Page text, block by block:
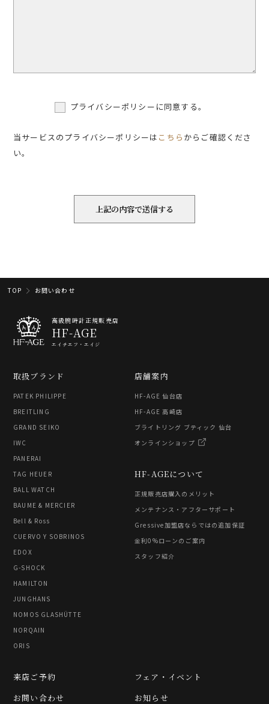
プライバシーポリシーに同意する。
当サービスのプライバシーポリシーは こちら からご確認くださ
い。
TOP お問い合わせ
高級腕時計正規販売店
HF-AGE
エイチエフ・エイジ
取扱ブランド
PATEK PHILIPPE
BREITLING
GRAND SEIKO
IWC
PANERAI
TAG HEUER
BALL WATCH
BAUME & MERCIER
Bell & Ross
CUERVO Y SOBRINOS
EDOX
G-SHOCK
HAMILTON
JUNGHANS
NOMOS GLASHÜTTE
NORQAIN
ORIS
HF-AGEについて
正規販売店購入のメリット
メンテナンス・アフターサポート
Gressive加盟店ならではの追加保証
金利0%ローンのご案内
スタッフ紹介
店舗案内
HF-AGE 仙台店
HF-AGE 高崎店
ブライトリング ブティック 仙台
オンラインショップ
フェア・イベント
お知らせ
来店ご予約
お問い合わせ